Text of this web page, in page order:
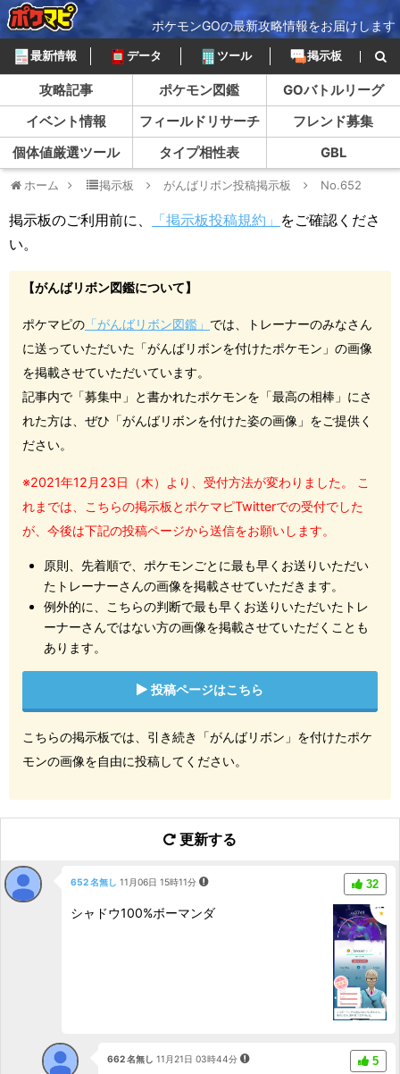
ポケモンGOの最新攻略情報をお届けします
最新情報 データ ツール 掲示板
攻略記事 ポケモン図鑑
GOバトルリーグ
イベント情報
フィールドリサーチ
フレンド募集
個体値厳選ツール
タイプ相性表 GBL
ホーム 掲示板 がんばリボン投稿掲示板 No.652
掲示板のご利用前に、 「掲示板投稿規約」 をご確認くださ
い。
【がんばリボン図鑑について】
ポケマピの 「がんばリボン図鑑」 では、トレーナーのみなさん
に送っていただいた「がんばリボンを付けたポケモン」の画像
を掲載させていただいています。
記事内で「募集中」と書かれたポケモンを「最高の相棒」にさ
れた方は、ぜひ「がんばリボンを付けた姿の画像」をご提供く
ださい。
※2021年12月23日（木）より、受付方法が変わりました。 こ
れまでは、こちらの掲示板とポケマピTwitterでの受付でした
が、今後は下記の投稿ページから送信をお願いします。
原則、先着順で、ポケモンごとに最も早くお送りいただい
たトレーナーさんの画像を掲載させていただきます。
例外的に、こちらの判断で最も早くお送りいただいたトレ
ーナーさんではない方の画像を掲載させていただくことも
あります。
投稿ページはこちら
こちらの掲示板では、引き続き「がんばリボン」を付けたポケ
モンの画像を自由に投稿してください。
更新する
652 名無し 11月06日 15時11分 32
シャドウ100%ボーマンダ
662 名無し 11月21日 03時44分 5